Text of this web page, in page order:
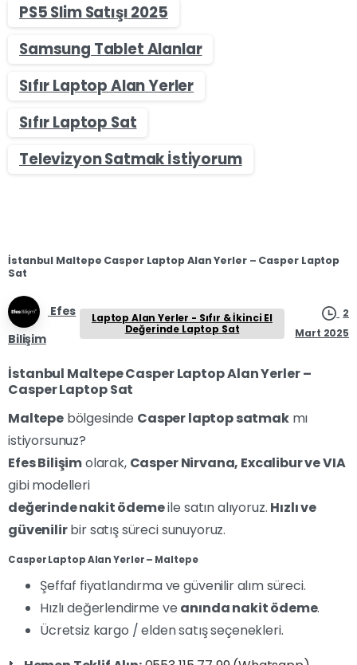
PS5 Slim Satışı 2025
Samsung Tablet Alanlar
Sıfır Laptop Alan Yerler
Sıfır Laptop Sat
Televizyon Satmak İstiyorum
İstanbul Maltepe Casper Laptop Alan Yerler – Casper Laptop
Sat
Efes
Bilişim
Laptop Alan Yerler - Sıfır & İkinci El
Değerinde Laptop Sat
2
Mart 2025
İstanbul Maltepe Casper Laptop Alan Yerler –
Casper Laptop Sat
Maltepebölgesinde Casper laptop satmakmı
istiyorsunuz?
Efes Bilişimolarak, Casper Nirvana, Excalibur ve VIA
gibi modelleri
değerinde nakit ödemeile satın alıyoruz. Hızlı ve
güvenilirbir satış süreci sunuyoruz.
Casper Laptop Alan Yerler – Maltepe
Şeffaf fiyatlandırma ve güvenilir alım süreci.
Hızlı değerlendirme ve anında nakit ödeme.
Ücretsiz kargo / elden satış seçenekleri.